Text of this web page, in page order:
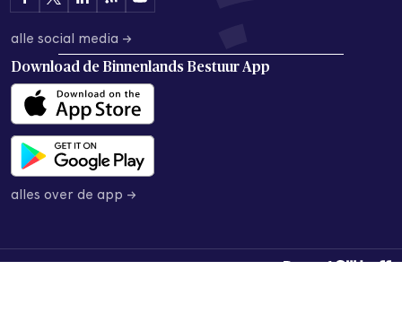
alle social media →
Download de Binnenlands Bestuur App
alles over de app →